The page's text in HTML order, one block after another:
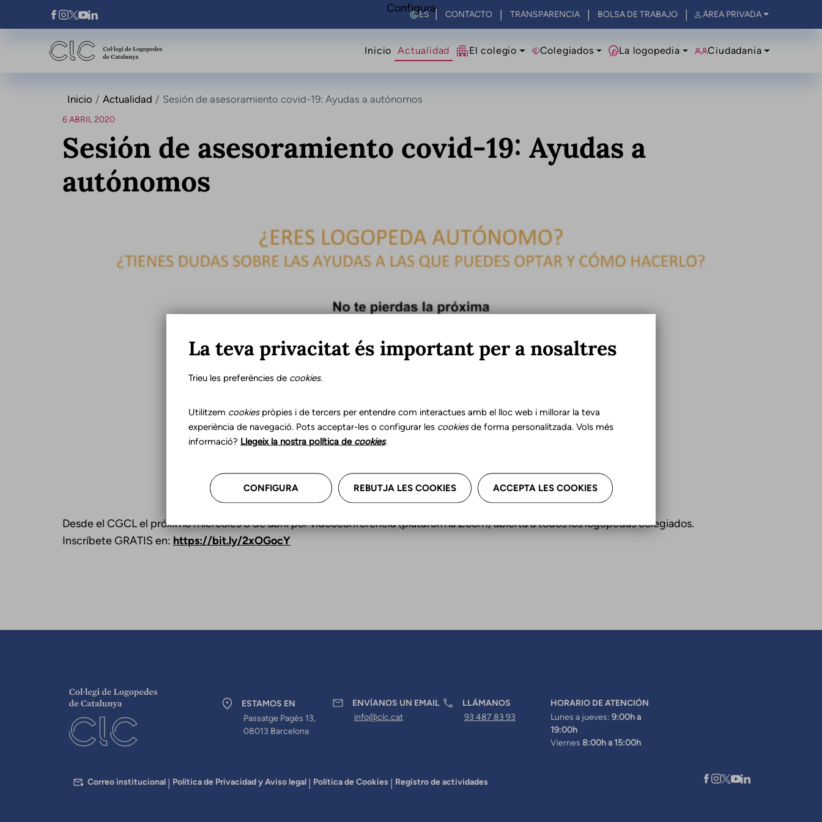
Pasar al contenido principal
Xarxes Socials Select your language
CONTACTO TRANSPARENCIA BOLSA DE TRABAJO ÁREA PRIVADA
Navegació principal
Inicio Actualidad El colegio Colegiados La logopedia Ciudadania
Inicio Actualidad Sesión de asesoramiento covid-19: Ayudas a autónomos
6 ABRIL 2020
Sesión de asesoramiento covid-19: Ayudas a
autónomos
Desde el CGCL el próximo miércoles 8 de abril por videoconferencia (plataforma Zoom) abierta a todos los logopedas colegiados.
Inscríbete GRATIS en: https://bit.ly/2xOGocY
ESTAMOS EN
Passatge Pagès 13,
08013 Barcelona
ENVÍANOS UN EMAIL
info@clc.cat
LLÁMANOS
93 487 83 93
HORARIO DE ATENCIÓN
Lunes a jueves: 9:00h a
19:00h
Viernes 8:00h a 15:00h
PEUCorreo institucional Política de Privacidad y Aviso legal Política de Cookies Registro de actividades
Configura
La teva privacitat és important per a nosaltres
Trieu les preferències de cookies.
Utilitzem cookiespròpies i de tercers per entendre com interactues amb el lloc web i millorar la teva
experiència de navegació. Pots acceptar-les o configurar les cookiesde forma personalitzada. Vols més
informació? Llegeix la nostra política de cookies.
CONFIGURA REBUTJA LES COOKIES ACCEPTA LES COOKIES